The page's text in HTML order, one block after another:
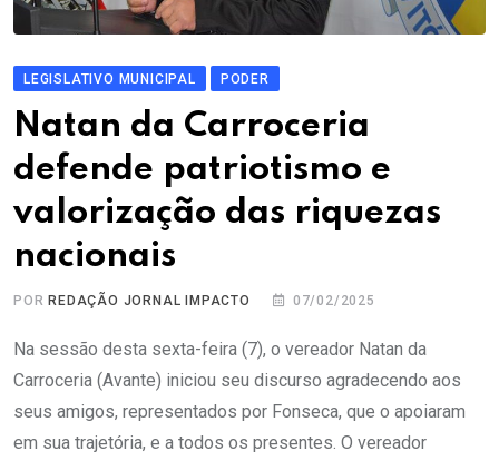
LEGISLATIVO MUNICIPAL PODER
Natan da Carroceria
defende patriotismo e
valorização das riquezas
nacionais
POR REDAÇÃO JORNAL IMPACTO 07/02/2025
Na sessão desta sexta-feira (7), o vereador Natan da
Carroceria (Avante) iniciou seu discurso agradecendo aos
seus amigos, representados por Fonseca, que o apoiaram
em sua trajetória, e a todos os presentes. O vereador